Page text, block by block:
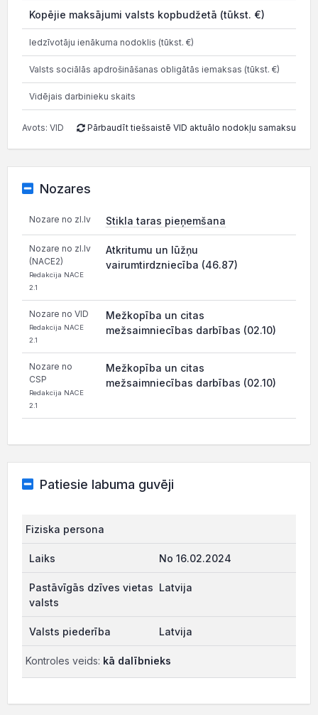
Kopējie maksājumi valsts kopbudžetā (tūkst. €)
Iedzīvotāju ienākuma nodoklis (tūkst. €)
Valsts sociālās apdrošināšanas obligātās iemaksas (tūkst. €)
Vidējais darbinieku skaits
Avots: VID Pārbaudīt tiešsaistē VID aktuālo nodokļu samaksu
Nozares
Nozare no zl.lv Stikla taras pieņemšana
Nozare no zl.lv
(NACE2)
Redakcija NACE
2.1
Atkritumu un lūžņu
vairumtirdzniecība (46.87)
Nozare no VID
Redakcija NACE
2.1
Mežkopība un citas
mežsaimniecības darbības (02.10)
Nozare no
CSP
Redakcija NACE
2.1
Mežkopība un citas
mežsaimniecības darbības (02.10)
Patiesie labuma guvēji
Fiziska persona
No 16.02.2024
Latvija
Latvija
Kontroles veids: kā dalībnieks